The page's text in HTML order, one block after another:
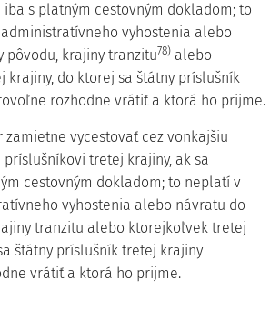
s platným cestovným dokladom; to
vyhostenia alebo
pôvodu, krajiny tranzitu78) alebo
krajiny, do ktorej sa štátny príslušník
rozhodne vrátiť a ktorá ho prijme.
zamietne vycestovať cez vonkajšiu
tretej krajiny, ak sa
cestovným dokladom; to neplatí v
vyhostenia alebo návratu do
tranzitu alebo ktorejkoľvek tretej
štátny príslušník tretej krajiny
vrátiť a ktorá ho prijme.